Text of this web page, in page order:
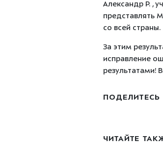
Александр Р.,
представлять
со всей страны.
За этим
исправление
результатами!
ЧИТАЙТЕ